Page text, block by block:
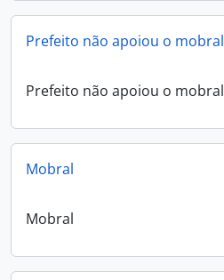
Prefeito não apoiou o mobral
Prefeito não apoiou o mobral
Mobral
Mobral